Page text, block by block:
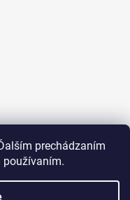
prechádzaním
používaním.
HĽADAŤ